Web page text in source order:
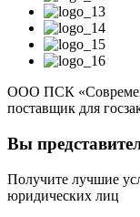
ООО ПСК
поставщик для
Вы
Получите лучшие
юридических лиц